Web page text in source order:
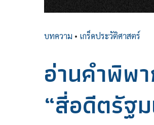
บทความ • เกร็ดประวัติศาสตร์
อ่านคำพิพ
“สี่อดีตรัฐ